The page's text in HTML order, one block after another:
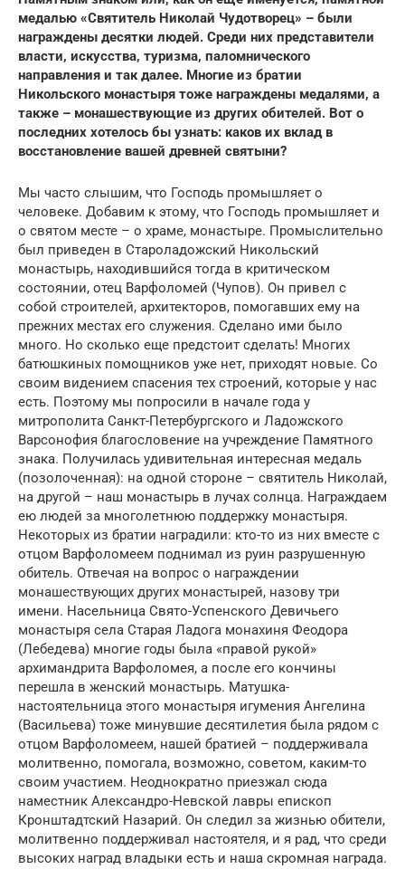
медалью «Святитель Николай Чудотворец» – были
награждены десятки людей. Среди них представители
власти, искусства, туризма, паломнического
направления и так далее. Многие из братии
Никольского монастыря тоже награждены медалями, а
также – монашествующие из других обителей. Вот о
последних хотелось бы узнать: каков их вклад в
восстановление вашей древней святыни?
Мы часто слышим, что Господь промышляет о
человеке. Добавим к этому, что Господь промышляет и
о святом месте – о храме, монастыре. Промыслительно
был приведен в Староладожский Никольский
монастырь, находившийся тогда в критическом
состоянии, отец Варфоломей (Чупов). Он привел с
собой строителей, архитекторов, помогавших ему на
прежних местах его служения. Сделано ими было
много. Но сколько еще предстоит сделать! Многих
батюшкиных помощников уже нет, приходят новые. Со
своим видением спасения тех строений, которые у нас
есть. Поэтому мы попросили в начале года у
митрополита Санкт-Петербургского и Ладожского
Варсонофия благословение на учреждение Памятного
знака. Получилась удивительная интересная медаль
(позолоченная): на одной стороне ­– святитель Николай,
на другой – наш монастырь в лучах солнца. Награждаем
ею людей за многолетнюю поддержку монастыря.
Некоторых из братии наградили: кто-то из них вместе с
отцом Варфоломеем поднимал из руин разрушенную
обитель. Отвечая на вопрос о награждении
монашествующих других монастырей, назову три
имени. Насельница Свято-Успенского Девичьего
монастыря села Старая Ладога монахиня Феодора
(Лебедева) многие годы была «правой рукой»
архимандрита Варфоломея, а после его кончины
перешла в женский монастырь. Матушка-
настоятельница этого монастыря игумения Ангелина
(Васильева) тоже минувшие десятилетия была рядом с
отцом Варфоломеем, нашей братией – поддерживала
молитвенно, помогала, возможно, советом, каким-то
своим участием. Неоднократно приезжал сюда
наместник Александро-Невской лавры епископ
Кронштадтский Назарий. Он следил за жизнью обители,
молитвенно поддерживал настоятеля, и я рад, что среди
высоких наград владыки есть и наша скромная награда.